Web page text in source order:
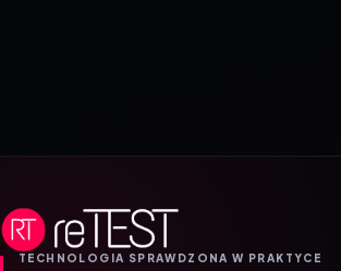
TECHNOLOGIA SPRAWDZONA W PRAKTYCE